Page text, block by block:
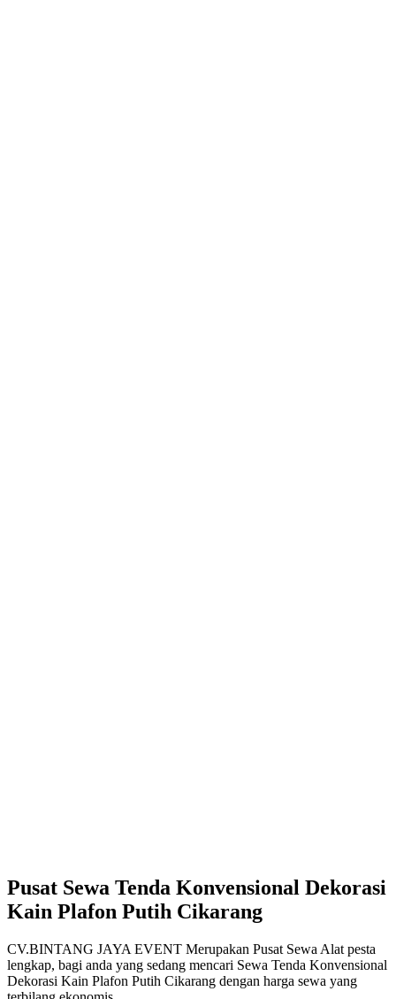
Pusat Sewa Tenda Konvensional Dekorasi
Kain Plafon Putih Cikarang
CV.BINTANG JAYA EVENT Merupakan Pusat Sewa Alat pesta
lengkap, bagi anda yang sedang mencari Sewa Tenda Konvensional
Dekorasi Kain Plafon Putih Cikarang dengan harga sewa yang